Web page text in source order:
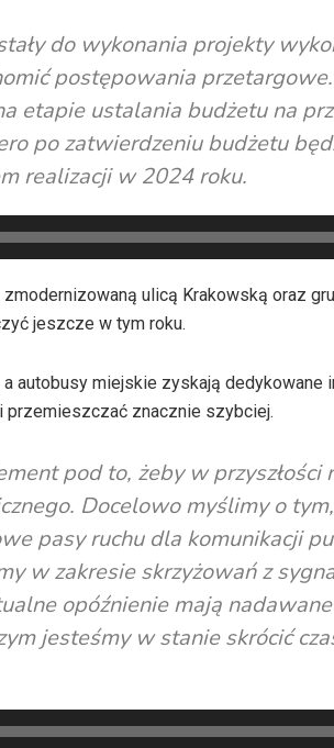
do wykonania projekty
postępowania
etapie ustalania budżetu na
po zatwierdzeniu budżetu
realizacji w 2024 roku.
ulicą Krakowską oraz
jeszcze w tym roku.
autobusy miejskie zyskają dedykowane
przemieszczać znacznie szybciej.
pod to, żeby w przyszłości
Docelowo myślimy o
pasy ruchu dla komunikacji
w zakresie skrzyżowań z
opóźnienie mają
jesteśmy w stanie skrócić